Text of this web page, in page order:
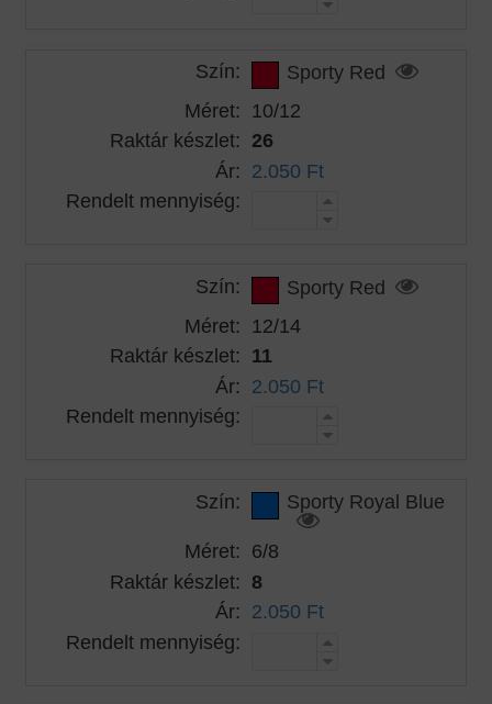
Szín:
Sporty Red
Méret: 10/12
Raktár készlet: 26
Ár: 2.050 Ft
Rendelt mennyiség:
Szín:
Sporty Red
Méret:
12/14
Raktár készlet: 11
Ár: 2.050 Ft
Rendelt mennyiség:
Szín:
Sporty Royal Blue
Méret: 6/8
Raktár készlet: 8
Ár: 2.050 Ft
Rendelt mennyiség: